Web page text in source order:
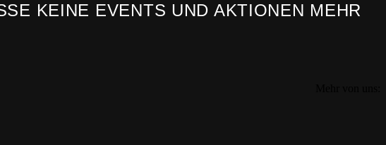
KEINE EVENTS UND AKTIONEN MEHR